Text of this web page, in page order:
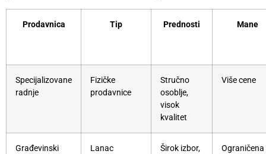
Prodavnica Tip Prednosti Mane
Specijalizovane
radnje
Fizičke
prodavnice
Stručno
osoblje,
visok
kvalitet
Više cene
Građevinski
Lanac
Širok izbor,
Ograničena